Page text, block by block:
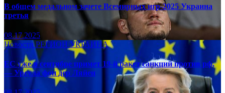
В общем медальном зачете Всемирных игр-2025 Украина
третья
08.17.2025
НовостиРЕГИОНУКРАИНА
ЕС уже в сентябре примет 19-й ракет санкций против рф,
— Урсула фон дер Ляйен